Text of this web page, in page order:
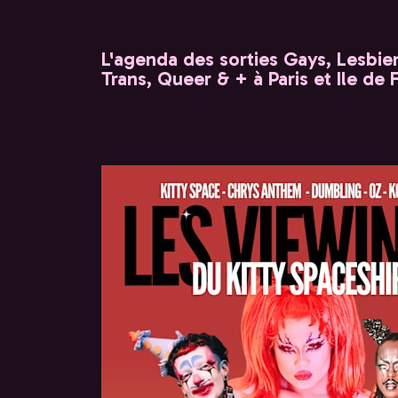
L'agenda des sorties Gays,
Trans, Queer & + à Paris et Ile de